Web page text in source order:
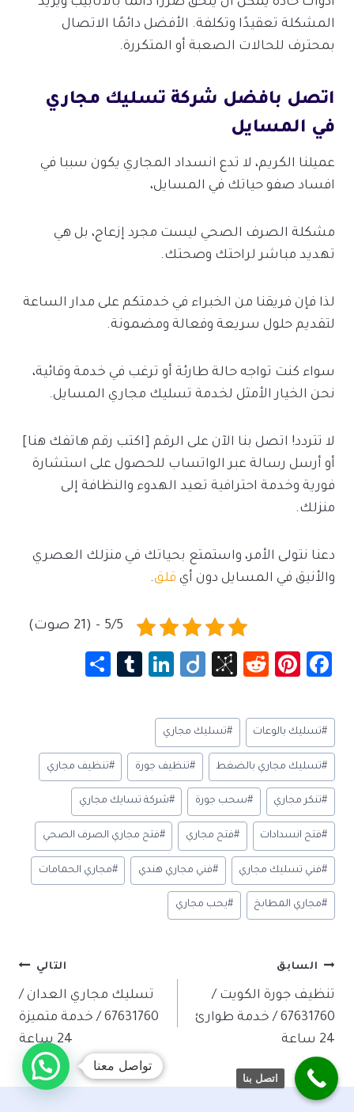
المشكلة تعقيدًا وتكلفة. الأفضل دائمًا الاتصال
بمحترف للحالات الصعبة أو المتكررة.
اتصل بافضل شركة تسليك مجاري
في المسايل
عميلنا الكريم، لا تدع انسداد المجاري يكون سببا في
افساد صفو حياتك في المسايل،
مشكلة الصرف الصحي ليست مجرد إزعاج، بل هي
تهديد مباشر لراحتك وصحتك.
لذا فإن فريقنا من الخبراء في خدمتكم على مدار الساعة
لتقديم حلول سريعة وفعالة ومضمونة.
سواء كنت تواجه حالة طارئة أو ترغب في خدمة وقائية،
نحن الخيار الأمثل لخدمة تسليك مجاري المسايل.
لا تتردد! اتصل بنا الآن على الرقم [اكتب رقم هاتفك هنا]
أو أرسل رسالة عبر الواتساب للحصول على استشارة
فورية وخدمة احترافية تعيد الهدوء والنظافة إلى
منزلك.
دعنا نتولى الأمر، واستمتع بحياتك في منزلك العصري
والأنيق في المسايل دون أي قلق.
5/5 - (21 صوت)
Fa
e
b
o
ok
Pi
er
es
t
R
d
di
t
Bi
S
o
o
m
y
Di
o
Li
n
Tu
وسوم
المقال:
#تسليك بالوعات #تسليك مجاري
#تسليك مجاري بالضغط #تنظيف جورة #تنظيف مجاري
#تنكر مجاري #سحب جورة #شركة تسايك مجاري
#فتح انسدادات #فتح مجاري #فتح مجاري الصرف الصحي
#فني تسليك مجاري #فني مجاري هندي #مجاري الحمامات
#مجاري المطابخ #يحب مجاري
تصفّح
المقالات
السابق
تنظيف جورة الكويت /
67631760 / خدمة طوارئ
24 ساعة
التالي
تسليك مجاري العدان /
67631760 / خدمة متميزة
24 ساعة
تواصل معنا
اتصل بنا